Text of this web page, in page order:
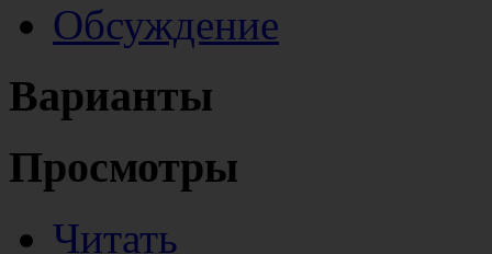
Обсуждение
Варианты
Просмотры
Читать